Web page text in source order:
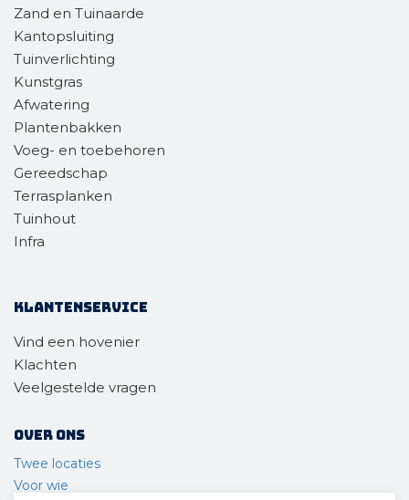
Zand en Tuinaarde
Kantopsluiting
Tuinverlichting
Kunstgras
Afwatering
Plantenbakken
Voeg- en toebehoren
Gereedschap
Terrasplanken
Tuinhout
Infra
Klantenservice
Vind een hovenier
Klachten
Veelgestelde vragen
Over ons
Twee locaties
Voor wie